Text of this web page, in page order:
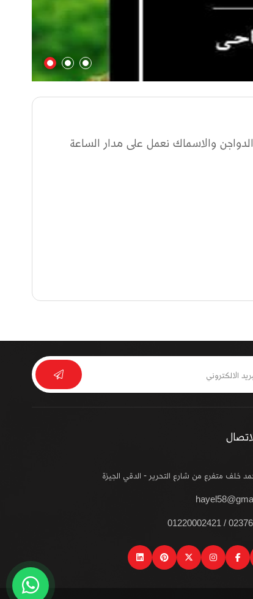
والاسماك نعمل على مدار الساعة
0237627559
facebook
instagram
x
pinterest
linkedin